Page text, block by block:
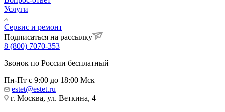
Услуги
Сервис и ремонт
Подписаться на рассылку
8 (800) 7070-353
Звонок по России бесплатный
Пн-Пт с 9:00 до 18:00 Мск
estet@estet.ru
г. Москва, ул. Веткина, 4